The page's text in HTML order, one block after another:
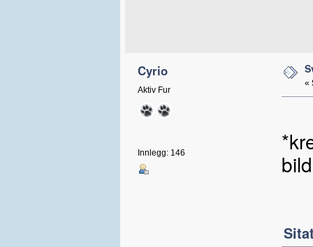
Cyrio
Aktiv Fur
Innlegg: 146
«